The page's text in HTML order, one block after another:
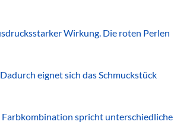
Wirkung. Die roten Perlen
eignet sich das Schmuckstück
spricht unterschiedliche